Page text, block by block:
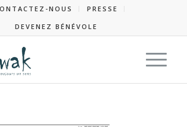
NOUS
PRESSE
DEVENEZ BÉNÉVOLE